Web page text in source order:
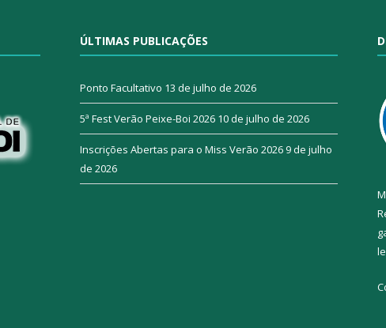
ÚLTIMAS PUBLICAÇÕES
Ponto Facultativo 13 de julho de 2026
5ª Fest Verão Peixe-Boi 2026 10 de julho de 2026
Inscrições Abertas para o Miss Verão 20269 de julho
de 2026